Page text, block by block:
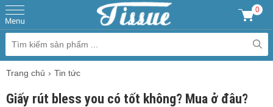
0
Trang chủ Tin tức
Giấy rút bless you có tốt không? Mua ở đâu?